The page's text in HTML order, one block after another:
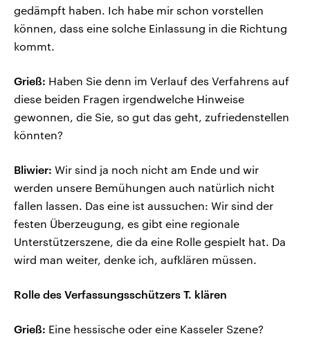
gedämpft haben. Ich habe mir schon vorstellen
können, dass eine solche Einlassung in die Richtung
kommt.
Grieß: Haben Sie denn im Verlauf des Verfahrens auf
diese beiden Fragen irgendwelche Hinweise
gewonnen, die Sie, so gut das geht, zufriedenstellen
könnten?
Bliwier: Wir sind ja noch nicht am Ende und wir
werden unsere Bemühungen auch natürlich nicht
fallen lassen. Das eine ist aussuchen: Wir sind der
festen Überzeugung, es gibt eine regionale
Unterstützerszene, die da eine Rolle gespielt hat. Da
wird man weiter, denke ich, aufklären müssen.
Rolle des Verfassungsschützers T. klären
Grieß: Eine hessische oder eine Kasseler Szene?